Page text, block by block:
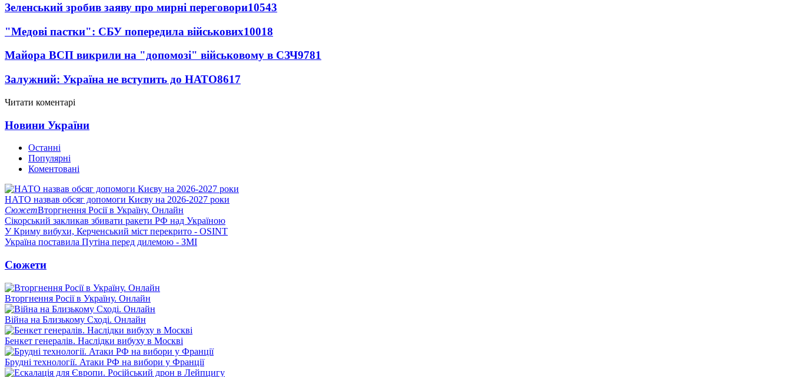
Зеленський зробив заяву про мирні переговори10543
"Медові пастки": СБУ попередила військових10018
Майора ВСП викрили на "допомозі" військовому в СЗЧ9781
Залужний: Україна не вступить до НАТО8617
Читати коментарі
Новини України
Останні
Популярні
Коментовані
НАТО назвав обсяг допомоги Києву на 2026-2027 роки
СюжетВторгнення Росії в Україну. Онлайн
Сікорський закликав збивати ракети РФ над Україною
У Криму вибухи, Керченський міст перекрито - OSINT
Україна поставила Путіна перед дилемою - ЗМІ
Сюжети
Вторгнення Росії в Україну. Онлайн
Війна на Близькому Сході. Онлайн
Бенкет генералів. Наслідки вибуху в Москві
Брудні технології. Атаки РФ на вибори у Франції